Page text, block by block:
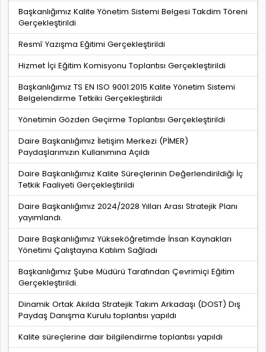
Başkanlığımız Kalite Yönetim Sistemi Belgesi Takdim Töreni
Gerçekleştirildi
Resmî Yazışma Eğitimi Gerçekleştirildi
Hizmet İçi Eğitim Komisyonu Toplantısı Gerçekleştirildi
Başkanlığımız TS EN ISO 9001:2015 Kalite Yönetim Sistemi
Belgelendirme Tetkiki Gerçekleştirildi
Yönetimin Gözden Geçirme Toplantısı Gerçekleştirildi
Daire Başkanlığımız İletişim Merkezi (PİMER)
Paydaşlarımızın Kullanımına Açıldı
Daire Başkanlığımız Kalite Süreçlerinin Değerlendirildiği İç
Tetkik Faaliyeti Gerçekleştirildi
Daire Başkanlığımız 2024/2028 Yılları Arası Stratejik Planı
yayımlandı.
Daire Başkanlığımız Yükseköğretimde İnsan Kaynakları
Yönetimi Çalıştayına Katılım Sağladı
Başkanlığımız Şube Müdürü Tarafından Çevrimiçi Eğitim
Gerçekleştirildi.
Dinamik Ortak Akılda Stratejik Takım Arkadaşı (DOST) Dış
Paydaş Danışma Kurulu toplantısı yapıldı
Kalite süreçlerine dair bilgilendirme toplantısı yapıldı